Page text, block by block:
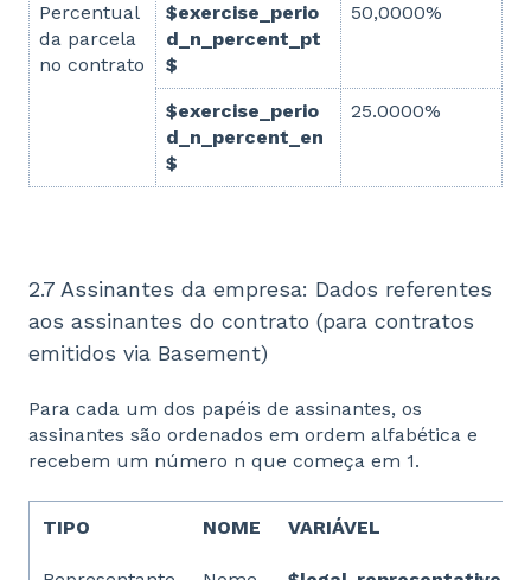
Percentual
da parcela
no contrato
$exercise_perio
d_n_percent_pt
$
50,0000%
$exercise_perio
d_n_percent_en
$
25.0000%
2.7 Assinantes da empresa: Dados referentes
aos assinantes do contrato (para contratos
emitidos via Basement)
Para cada um dos papéis de assinantes, os
assinantes são ordenados em ordem alfabética e
recebem um número n que começa em 1.
TIPO NOME VARIÁVEL